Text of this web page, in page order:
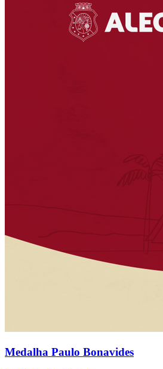
Medalha Paulo Bonavides